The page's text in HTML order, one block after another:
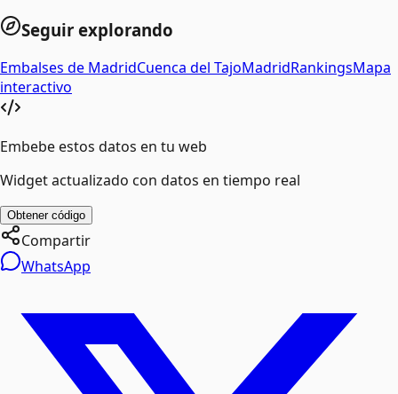
Seguir explorando
Embalses de MadridCuenca del TajoMadridRankingsMapa
interactivo
Embebe estos datos en tu web
Widget actualizado con datos en tiempo real
Obtener código
Compartir
WhatsApp